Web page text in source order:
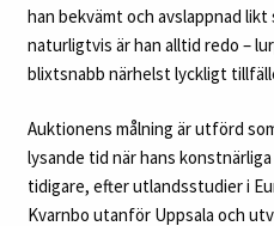
han bekvämt och avslappnad likt
naturligtvis är han alltid redo –
blixtsnabb närhelst lyckligt
Auktionens målning är utförd
lysande tid när hans
tidigare, efter utlandsstudier i
Kvarnbo utanför Uppsala och